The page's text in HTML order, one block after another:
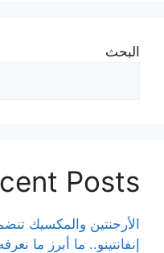
البحث
Posts
الأرجنتين والمكسيك
إنفانتينو.. ما أبرز ما